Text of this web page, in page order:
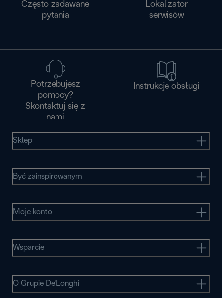
Często zadawane
pytania
Lokalizator
serwisòw
Potrzebujesz
pomocy?
Skontaktuj się z
nami
Instrukcje obsługi
Sklep
Być zainspirowanym
Moje konto
Wsparcie
O Grupie De'Longhi